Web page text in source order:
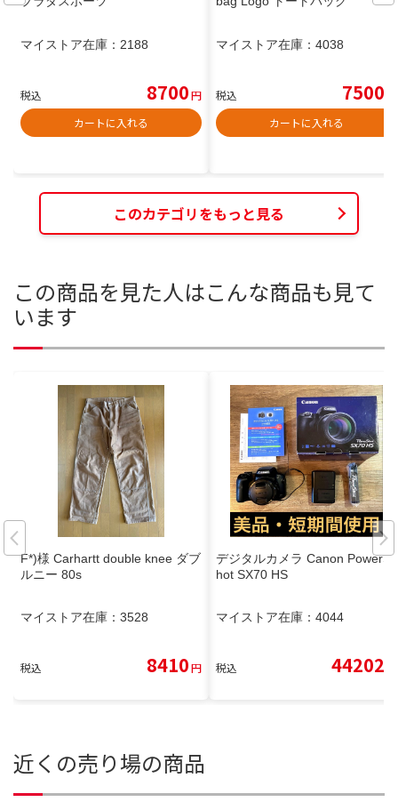
マイストア在庫： 2188
税込 8700円
カートに入れる
マイストア在庫： 4038
税込 7500
カートに入れる
このカテゴリをもっと見る
この商品を見た人はこんな商品も見て
います
F*)様 Carhartt double knee ダブ
ルニー 80s
マイストア在庫： 3528
税込 8410円
デジタルカメラ Canon PowerS
hot SX70 HS
マイストア在庫： 4044
税込 44202
近くの売り場の商品